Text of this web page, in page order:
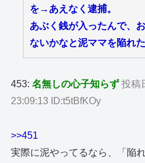
を→あえなく逮捕。
あぶく銭が入ったんで、
ないかなと泥ママを陥れた
453:名無しの心子知らず 投稿
23:09:13 ID:t5tBfKOy
>>451
実際に泥やってるなら、「陥